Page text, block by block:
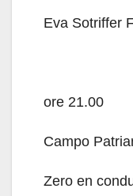
Eva Sotriffer
ore 21.00
Campo
Zero en